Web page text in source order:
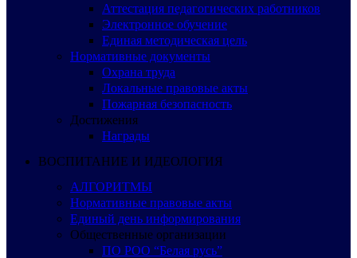
Аттестация педагогических работников
Электронное обучение
Единая методическая цель
Нормативные документы
Охрана труда
Локальные правовые акты
Пожарная безопасность
Достижения
Награды
ВОСПИТАНИЕ И ИДЕОЛОГИЯ
АЛГОРИТМЫ
Нормативные правовые акты
Единый день информирования
Общественные организации
ПО РОО “Белая русь”